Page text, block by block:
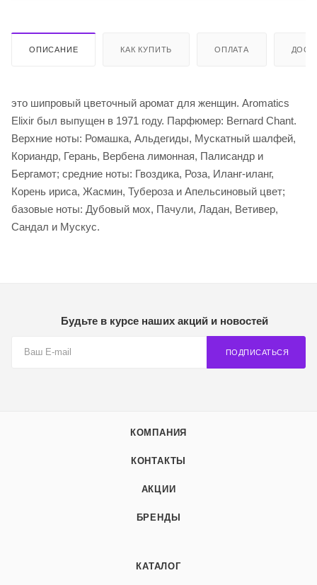
ОПИСАНИЕ КАК КУПИТЬ ОПЛАТА
это шипровый цветочный аромат для женщин. Aromatics
Elixir был выпущен в 1971 году. Парфюмер: Bernard Chant.
Верхние ноты: Ромашка, Альдегиды, Мускатный шалфей,
Кориандр, Герань, Вербена лимонная, Палисандр и
Бергамот; средние ноты: Гвоздика, Роза, Иланг-иланг,
Корень ириса, Жасмин, Тубероза и Апельсиновый цвет;
базовые ноты: Дубовый мох, Пачули, Ладан, Ветивер,
Сандал и Мускус.
Будьте в курсе наших акций и новостей
ПОДПИСАТЬСЯ
КОМПАНИЯ
КОНТАКТЫ
АКЦИИ
БРЕНДЫ
КАТАЛОГ